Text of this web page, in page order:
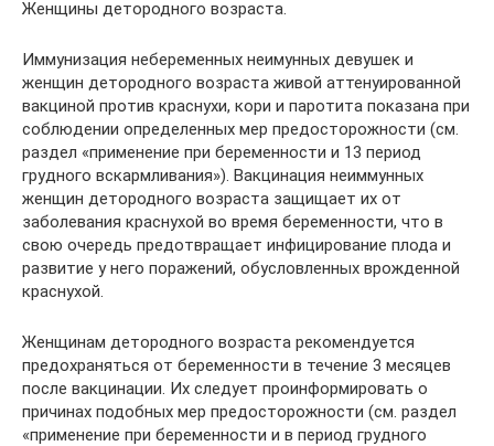
Женщины детородного возраста.
Иммунизация небеременных неимунных девушек и
женщин детородного возраста живой аттенуированной
вакциной против краснухи, кори и паротита показана при
соблюдении определенных мер предосторожности (см.
раздел «применение при беременности и 13 период
грудного вскармливания»). Вакцинация неиммунных
женщин детородного возраста защищает их от
заболевания краснухой во время беременности, что в
свою очередь предотвращает инфицирование плода и
развитие у него поражений, обусловленных врожденной
краснухой.
Женщинам детородного возраста рекомендуется
предохраняться от беременности в течение 3 месяцев
после вакцинации. Их следует проинформировать о
причинах подобных мер предосторожности (см. раздел
«применение при беременности и в период грудного